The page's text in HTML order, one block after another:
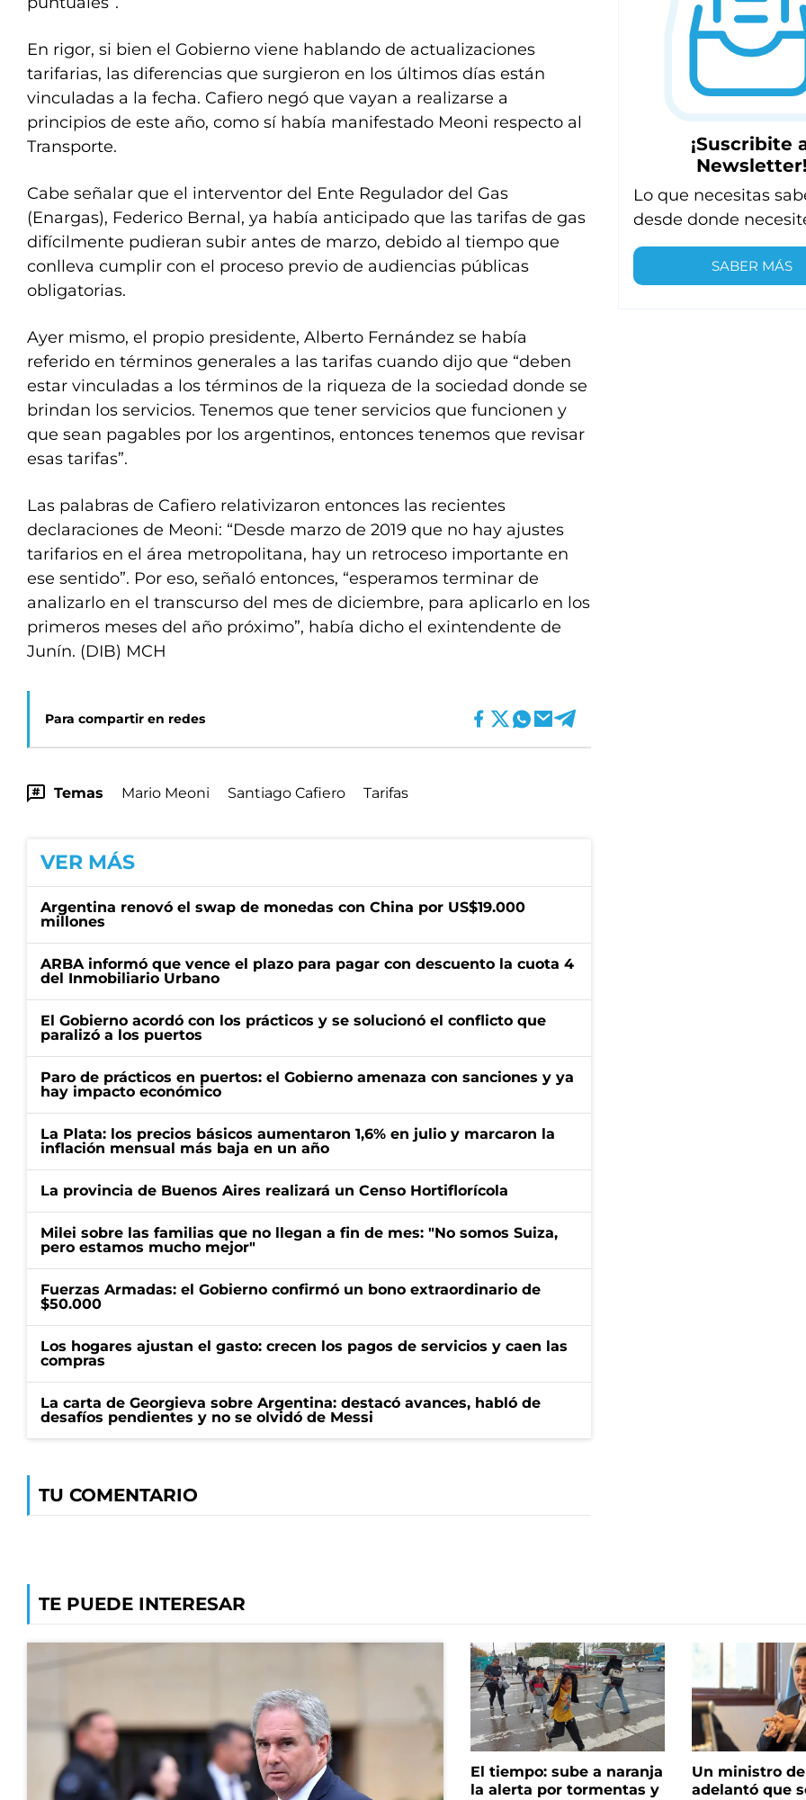
En rigor, si bien el Gobierno viene hablando de actualizaciones
tarifarias, las diferencias que surgieron en los últimos días están
vinculadas a la fecha. Cafiero negó que vayan a realizarse a
principios de este año, como sí había manifestado Meoni respecto al
Transporte.
Cabe señalar que el interventor del Ente Regulador del Gas
(Enargas), Federico Bernal, ya había anticipado que las tarifas de gas
difícilmente pudieran subir antes de marzo, debido al tiempo que
conlleva cumplir con el proceso previo de audiencias públicas
obligatorias.
Ayer mismo, el propio presidente, Alberto Fernández se había
referido en términos generales a las tarifas cuando dijo que “deben
estar vinculadas a los términos de la riqueza de la sociedad donde se
brindan los servicios. Tenemos que tener servicios que funcionen y
que sean pagables por los argentinos, entonces tenemos que revisar
esas tarifas”.
Las palabras de Cafiero relativizaron entonces las recientes
declaraciones de Meoni: “Desde marzo de 2019 que no hay ajustes
tarifarios en el área metropolitana, hay un retroceso importante en
ese sentido”. Por eso, señaló entonces, “esperamos terminar de
analizarlo en el transcurso del mes de diciembre, para aplicarlo en los
primeros meses del año próximo”, había dicho el exintendente de
Junín. (DIB) MCH
Para compartir en redes
Temas Mario Meoni Santiago Cafiero Tarifas
VER MÁS
Argentina renovó el swap de monedas con China por US$19.000
millones
ARBA informó que vence el plazo para pagar con descuento la cuota 4
del Inmobiliario Urbano
El Gobierno acordó con los prácticos y se solucionó el conflicto que
paralizó a los puertos
Paro de prácticos en puertos: el Gobierno amenaza con sanciones y ya
hay impacto económico
La Plata: los precios básicos aumentaron 1,6% en julio y marcaron la
inflación mensual más baja en un año
La provincia de Buenos Aires realizará un Censo Hortiflorícola
Milei sobre las familias que no llegan a fin de mes: "No somos Suiza,
pero estamos mucho mejor"
Fuerzas Armadas: el Gobierno confirmó un bono extraordinario de
$50.000
Los hogares ajustan el gasto: crecen los pagos de servicios y caen las
compras
La carta de Georgieva sobre Argentina: destacó avances, habló de
desafíos pendientes y no se olvidó de Messi
TU COMENTARIO
¡Suscribite
Newsletter!
Lo que necesitas
desde donde
SABER MÁS
TE PUEDE INTERESAR
El tiempo: sube a naranja
la alerta por tormentas y
Un ministro
adelantó que